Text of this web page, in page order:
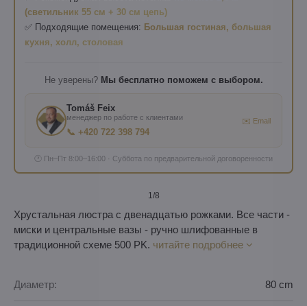
(светильник 55 см + 30 см цепь)
✅ Подходящие помещения: Большая гостиная, большая
кухня, холл, столовая
Не уверены? Мы бесплатно поможем с выбором.
Tomáš Feix
менеджер по работе с клиентами
📞 +420 722 398 794
✉️ Email
🕐 Пн–Пт 8:00–16:00 · Суббота по предварительной договоренности
1/8
Хрустальная люстра с двенадцатью рожками. Все части -
миски и центральные вазы - ручно шлифованные в
традиционной схеме 500 PK. читайте подробнее
Диаметр: 80 cm